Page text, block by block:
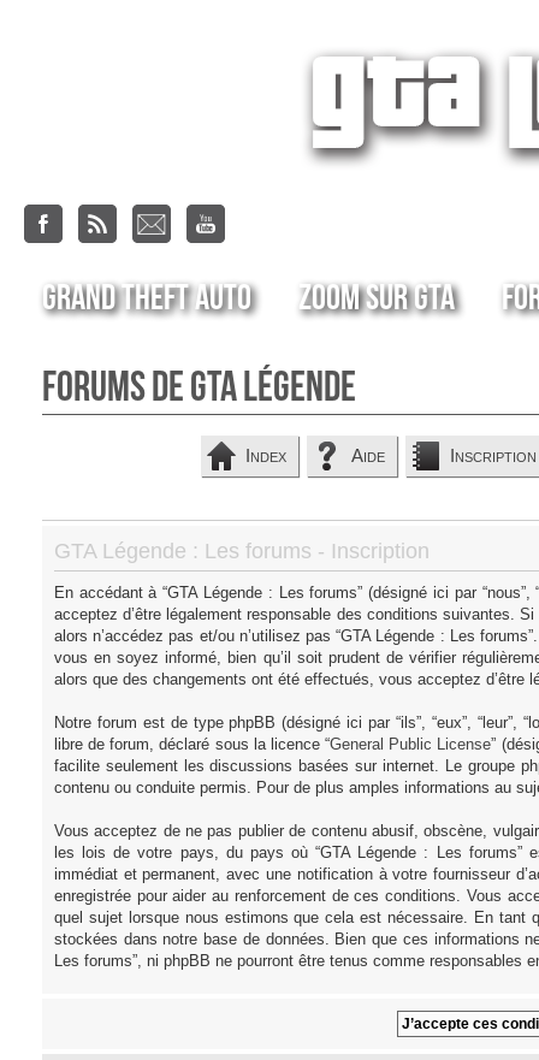
Grand Theft Auto Zoom sur GTA
Forums de GTA Légende
Index Aide Inscription
GTA Légende : Les forums - Inscription
En accédant à “GTA Légende : Les forums” (désigné ici par
acceptez d’être légalement responsable des conditions suivantes.
alors n’accédez pas et/ou n’utilisez pas “GTA Légende : Les
vous en soyez informé, bien qu’il soit prudent de vérifier
alors que des changements ont été effectués, vous acceptez
Notre forum est de type phpBB (désigné ici par “ils”, “eux”, “leur”,
libre de forum, déclaré sous la licence “General Public License”
facilite seulement les discussions basées sur internet. Le groupe
contenu ou conduite permis. Pour de plus amples informations au
Vous acceptez de ne pas publier de contenu abusif, obscène,
les lois de votre pays, du pays où “GTA Légende : Les
immédiat et permanent, avec une notification à votre fournisseur
enregistrée pour aider au renforcement de ces conditions. Vous
quel sujet lorsque nous estimons que cela est nécessaire. En tant
stockées dans notre base de données. Bien que ces informations
Les forums”, ni phpBB ne pourront être tenus comme